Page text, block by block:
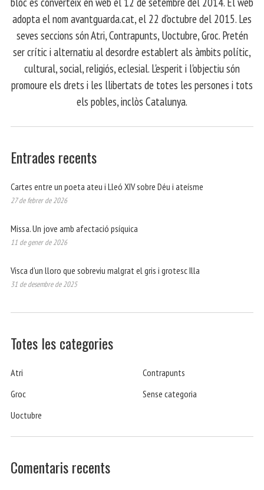
adopta el nom avantguarda.cat, el 22 d'octubre del 2015. Les
seves seccions són Atri, Contrapunts, Uoctubre, Groc. Pretén
ser crític i alternatiu al desordre establert als àmbits polític,
cultural, social, religiós, eclesial. L'esperit i l'objectiu són
promoure els drets i les llibertats de totes les persones i tots
els pobles, inclòs Catalunya.
Entrades recents
Cartes entre un poeta ateu i Lleó XIV sobre Déu i ateísme
27 de febrer de 2026
Missa. Un jove amb afectació psíquica
11 de gener de 2026
Visca d’un lloro que sobreviu malgrat el gris i grotesc Illa
31 de desembre de 2025
Totes les categories
Atri
Contrapunts
Groc
Sense categoria
Uoctubre
Comentaris recents